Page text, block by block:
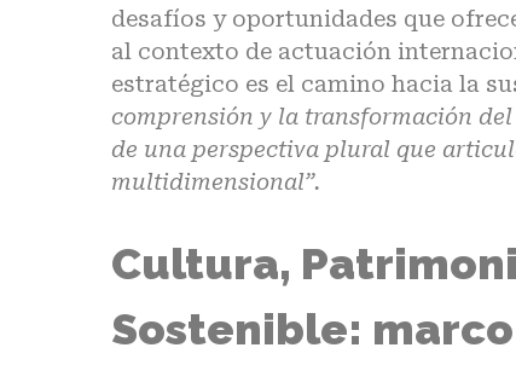
desafíos y oportunidades que
al contexto de actuación
estratégico es el camino hacia la
comprensión y la transformación
de una perspectiva plural que
multidimensional”.
Cultura,
Sostenible: